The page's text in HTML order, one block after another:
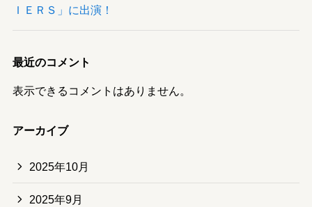
ＩＥＲＳ」に出演！
最近のコメント
表示できるコメントはありません。
アーカイブ
2025年10月
2025年9月